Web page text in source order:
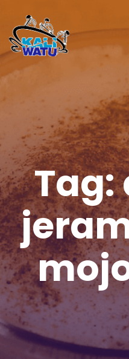
Tag: